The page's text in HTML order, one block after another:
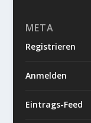
META
Registrieren
Anmelden
Eintrags-Feed